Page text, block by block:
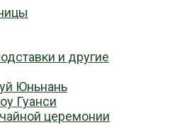
и другие
Юньнань
Гуанси
церемонии